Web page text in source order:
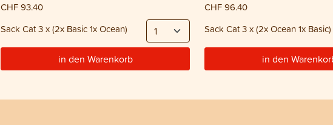
CHF 93.40
Sack Cat 3 x (2x Basic 1x Ocean)
in den Warenkorb
CHF 96.40
Sack Cat 3 x (2x Ocean 1x Basic)
in den